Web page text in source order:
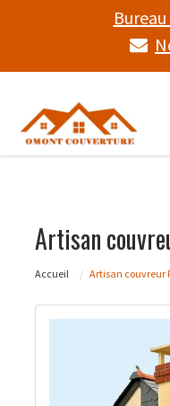
Bureau
Artisan
Accueil Artisan couvreur